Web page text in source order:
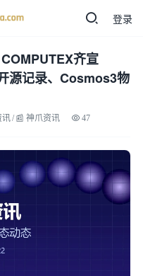
登录
齐宣
源记录、Cosmos3物
讯/ 📰 神爪资讯 47